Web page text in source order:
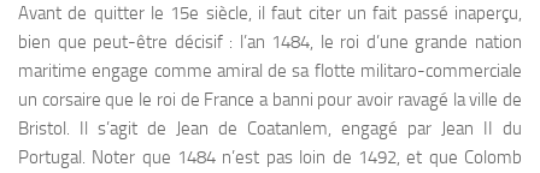
Avant de quitter le 15e siècle, il faut citer un fait passé inaperçu,
bien que peut-être décisif : l’an 1484, le roi d’une grande nation
maritime engage comme amiral de sa flotte militaro-commerciale
un corsaire que le roi de France a banni pour avoir ravagé la ville de
Bristol. Il s’agit de Jean de Coatanlem, engagé par Jean II du
Portugal. Noter que 1484 n’est pas loin de 1492, et que Colomb